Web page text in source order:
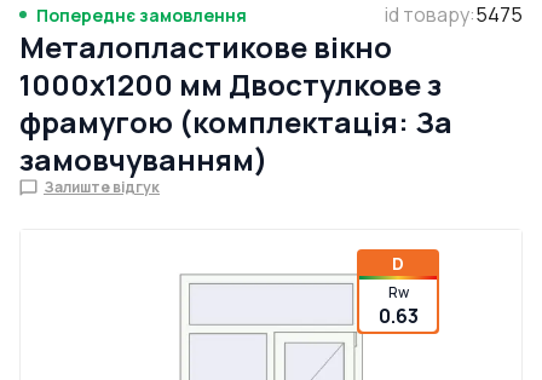
Попереднє замовлення id товару:5475
Металопластикове вікно
1000x1200 мм Двостулкове з
фрамугою (комплектація: За
замовчуванням)
Залиште відгук
D
Rw
0.63